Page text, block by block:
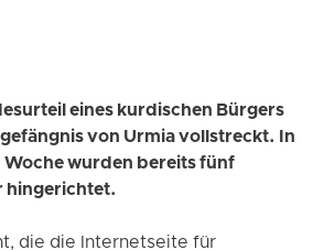
eines kurdischen Bürgers
von Urmia vollstreckt. In
wurden bereits fünf
hingerichtet.
die die Internetseite für